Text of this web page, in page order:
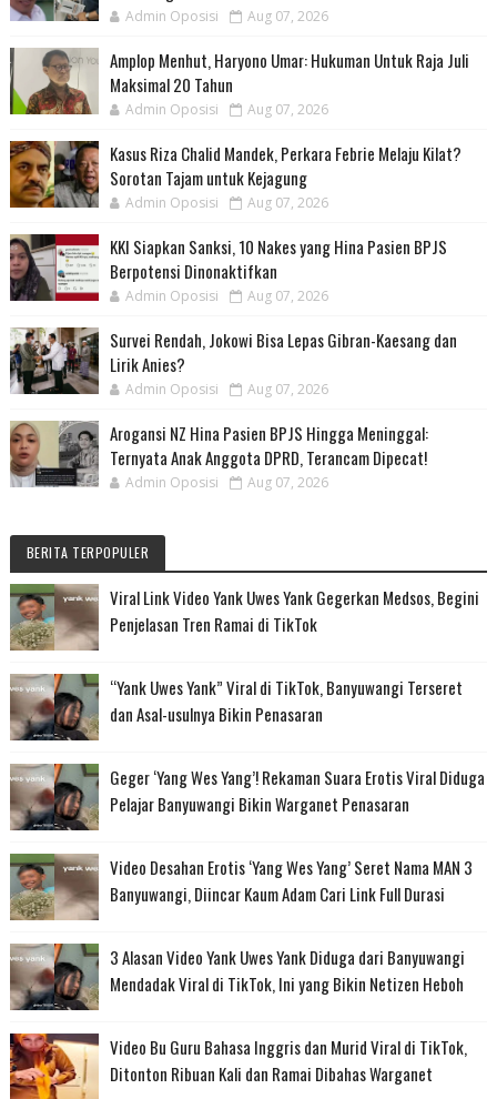
Admin Oposisi Aug 07, 2026
Amplop Menhut, Haryono Umar: Hukuman Untuk Raja Juli
Maksimal 20 Tahun
Admin Oposisi Aug 07, 2026
Kasus Riza Chalid Mandek, Perkara Febrie Melaju Kilat?
Sorotan Tajam untuk Kejagung
Admin Oposisi Aug 07, 2026
KKI Siapkan Sanksi, 10 Nakes yang Hina Pasien BPJS
Berpotensi Dinonaktifkan
Admin Oposisi Aug 07, 2026
Survei Rendah, Jokowi Bisa Lepas Gibran-Kaesang dan
Lirik Anies?
Admin Oposisi Aug 07, 2026
Arogansi NZ Hina Pasien BPJS Hingga Meninggal:
Ternyata Anak Anggota DPRD, Terancam Dipecat!
Admin Oposisi Aug 07, 2026
BERITA TERPOPULER
Viral Link Video Yank Uwes Yank Gegerkan Medsos, Begini
Penjelasan Tren Ramai di TikTok
“Yank Uwes Yank” Viral di TikTok, Banyuwangi Terseret
dan Asal-usulnya Bikin Penasaran
Geger ‘Yang Wes Yang’! Rekaman Suara Erotis Viral Diduga
Pelajar Banyuwangi Bikin Warganet Penasaran
Video Desahan Erotis ‘Yang Wes Yang’ Seret Nama MAN 3
Banyuwangi, Diincar Kaum Adam Cari Link Full Durasi
3 Alasan Video Yank Uwes Yank Diduga dari Banyuwangi
Mendadak Viral di TikTok, Ini yang Bikin Netizen Heboh
Video Bu Guru Bahasa Inggris dan Murid Viral di TikTok,
Ditonton Ribuan Kali dan Ramai Dibahas Warganet